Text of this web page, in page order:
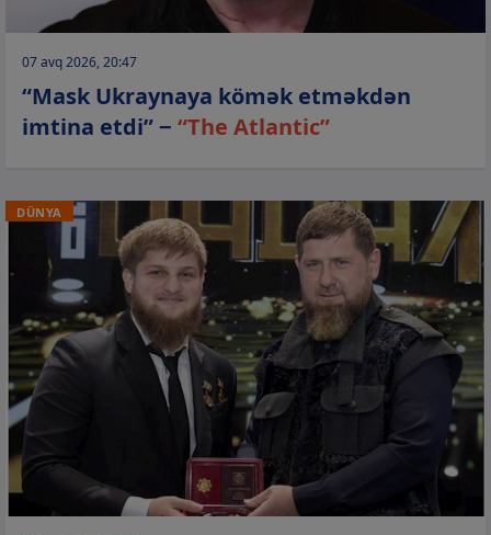
07 avq 2026, 20:47
“Mask Ukraynaya kömək etməkdən
imtina etdi” − “The Atlantic”
DÜNYA